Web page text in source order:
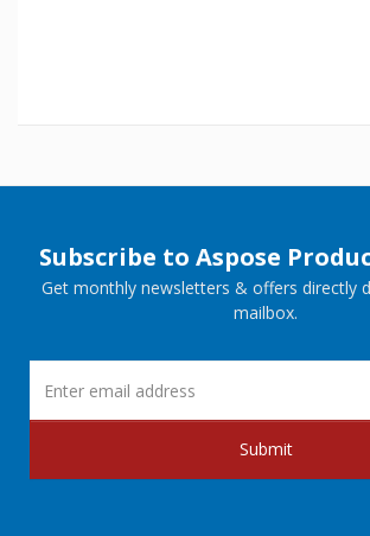
Subscribe to Aspose
Get monthly newsletters & offers directly
mailbox.
Submit